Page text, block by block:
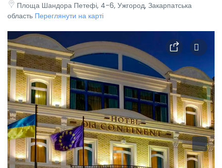
Площа Шандора Петефі, 4-6, Ужгород, Закарпатська
область Переглянути на карті